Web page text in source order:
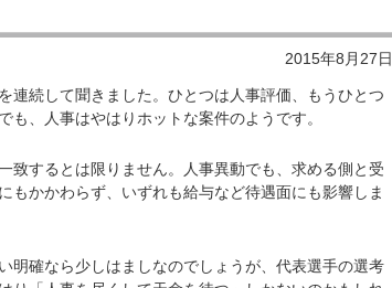
2015年8月27日
続して聞きました。ひとつは人事評価、もうひとつ
、人事はやはりホットな案件のようです。
するとは限りません。人事異動でも、求める側と受
もかかわらず、いずれも給与など待遇面にも影響しま
確なら少しはましなのでしょうが、代表選手の選考